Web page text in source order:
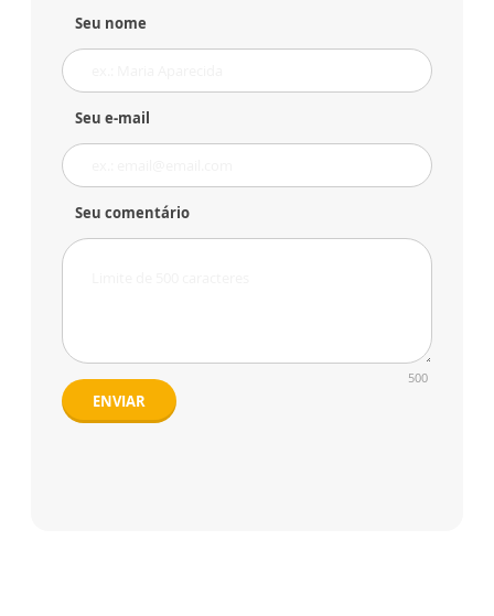
Seu nome
Seu e-mail
Seu comentário
500
ENVIAR